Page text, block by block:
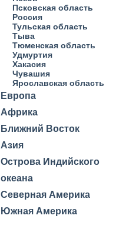
Псковская область
Россия
Тульская область
Тыва
Тюменская область
Удмуртия
Хакасия
Чувашия
Ярославская область
Европа
Африка
Ближний Восток
Азия
Острова Индийского
океана
Северная Америка
Южная Америка